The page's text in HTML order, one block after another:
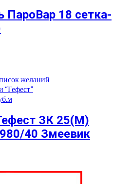
ПароВар 18 сетка-
желаний
“Гефест”
ЗК 25(М)
40 Змеевик